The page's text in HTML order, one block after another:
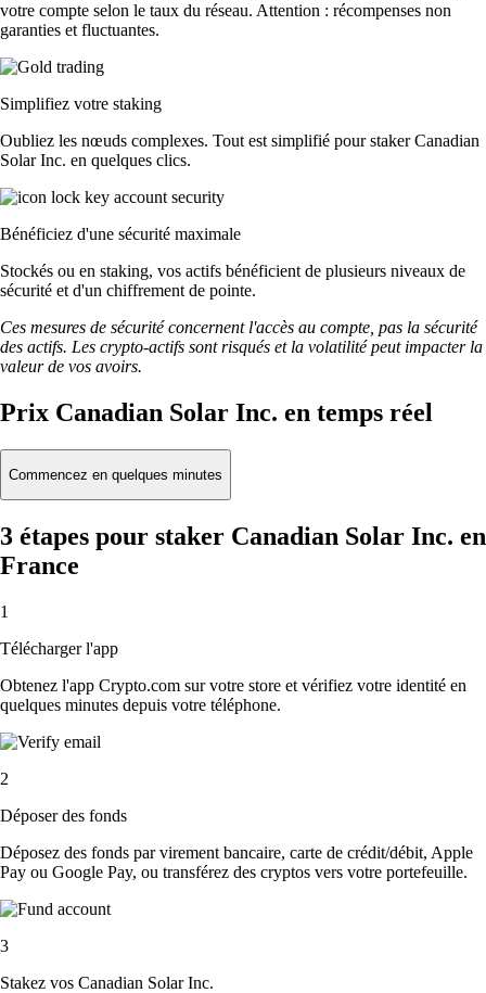
votre compte selon le taux du réseau. Attention : récompenses non
garanties et fluctuantes.
Simplifiez votre staking
Oubliez les nœuds complexes. Tout est simplifié pour staker Canadian
Solar Inc. en quelques clics.
Bénéficiez d'une sécurité maximale
Stockés ou en staking, vos actifs bénéficient de plusieurs niveaux de
sécurité et d'un chiffrement de pointe.
Ces mesures de sécurité concernent l'accès au compte, pas la sécurité
des actifs. Les crypto-actifs sont risqués et la volatilité peut impacter la
valeur de vos avoirs.
Prix Canadian Solar Inc. en temps réel
Commencez en quelques minutes
3 étapes pour staker Canadian Solar Inc. en
France
1
Télécharger l'app
Obtenez l'app Crypto.com sur votre store et vérifiez votre identité en
quelques minutes depuis votre téléphone.
2
Déposer des fonds
Déposez des fonds par virement bancaire, carte de crédit/débit, Apple
Pay ou Google Pay, ou transférez des cryptos vers votre portefeuille.
3
Stakez vos Canadian Solar Inc.